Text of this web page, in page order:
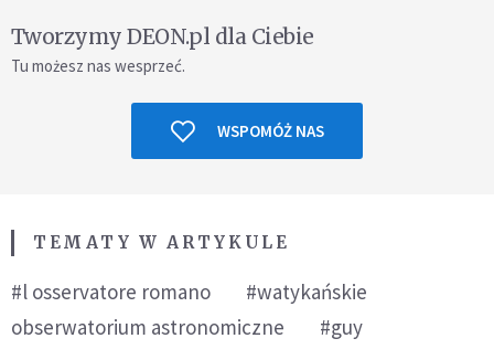
Tworzymy DEON.pl dla Ciebie
Tu możesz nas wesprzeć.
WSPOMÓŻ NAS
TEMATY W ARTYKULE
#l osservatore romano
#watykańskie
obserwatorium astronomiczne
#guy